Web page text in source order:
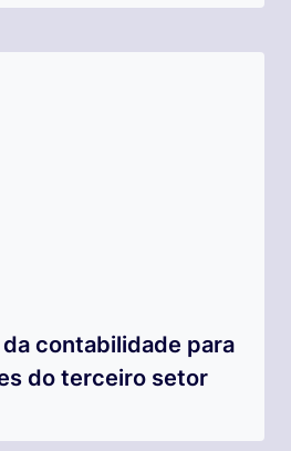
contabilidade para
do terceiro setor